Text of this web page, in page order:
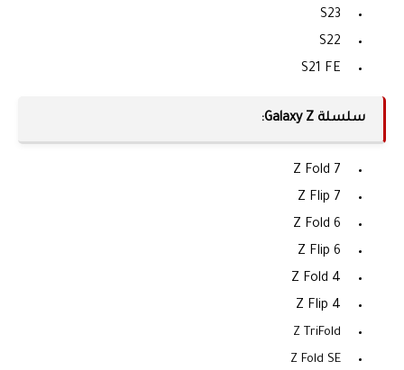
S23
S22
S21 FE
سلسلة Galaxy Z:
Z Fold 7
Z Flip 7
Z Fold 6
Z Flip 6
Z Fold 4
Z Flip 4
Z TriFold
Z Fold SE